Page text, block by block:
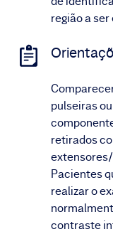
região a
pulseiras
retirados
Pacientes
realizar o
contraste